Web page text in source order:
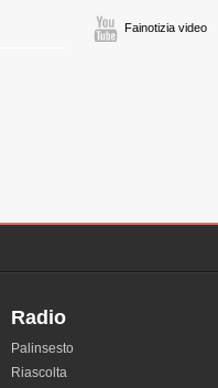
Fainotizia video
Radio
Palinsesto
Riascolta